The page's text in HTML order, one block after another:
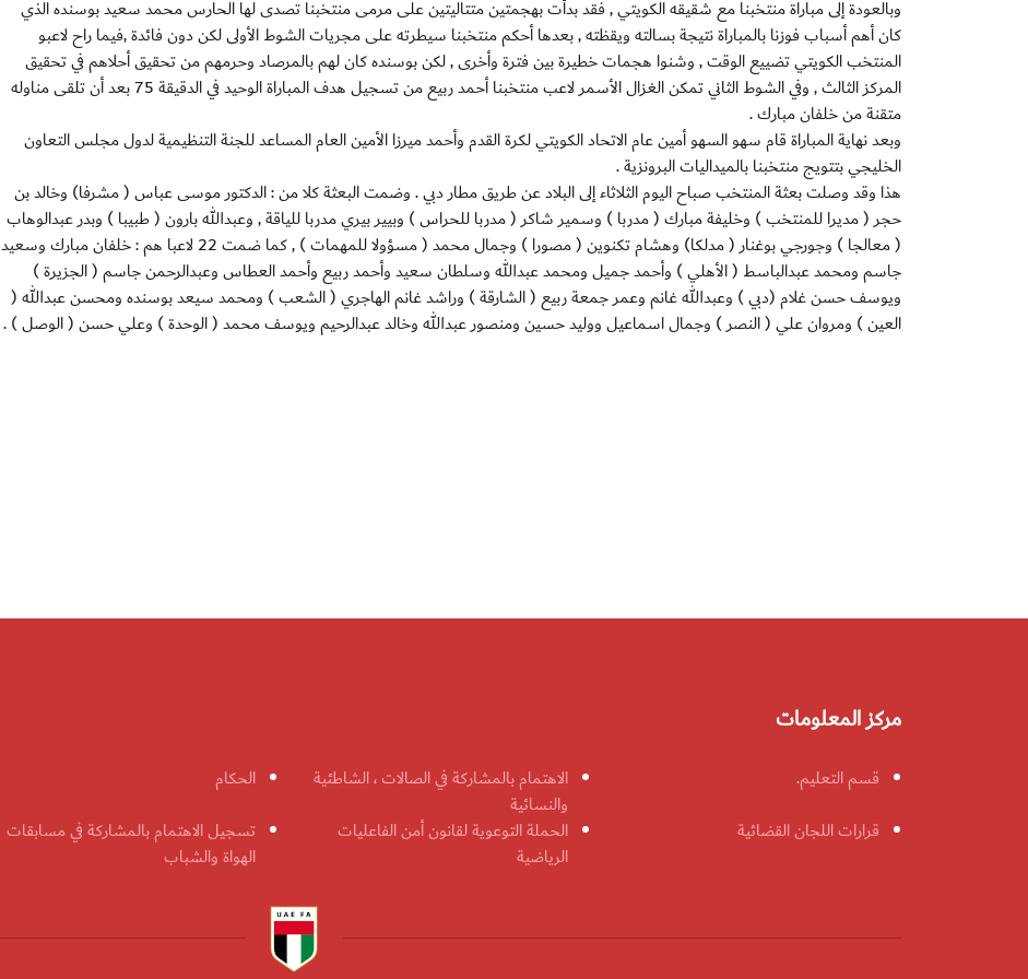
وبالعودة إلى مباراة منتخبنا مع شقيقه الكويتي , فقد بدأت بهجمتين متتاليتين على مرمى منتخبنا تصدى لها الحارس محمد سعيد بوسنده الذي
كان أهم أسباب فوزنا بالمباراة نتيجة بسالته ويقظته , بعدها أحكم منتخبنا سيطرته على مجريات الشوط الأولى لكن دون فائدة ,فيما راح لاعبو
المنتخب الكويتي تضييع الوقت , وشنوا هجمات خطيرة بين فترة وأخرى , لكن بوسنده كان لهم بالمرصاد وحرمهم من تحقيق أحلاهم في تحقيق
المركز الثالث , وفي الشوط الثاني تمكن الغزال الأسمر لاعب منتخبنا أحمد ربيع من تسجيل هدف المباراة الوحيد في الدقيقة 75 بعد أن تلقى مناوله
متقنة من خلفان مبارك .
وبعد نهاية المباراة قام سهو السهو أمين عام الاتحاد الكويتي لكرة القدم وأحمد ميرزا الأمين العام المساعد للجنة التنظيمية لدول مجلس التعاون
الخليجي بتتويج منتخبنا بالميداليات البرونزية .
هذا وقد وصلت بعثة المنتخب صباح اليوم الثلاثاء إلى البلاد عن طريق مطار دبي . وضمت البعثة كلا من : الدكتور موسى عباس ( مشرفا) وخالد بن
حجر ( مديرا للمنتخب ) وخليفة مبارك ( مدربا ) وسمير شاكر ( مدربا للحراس ) وبيير بيري مدربا للياقة , وعبدالله بارون ( طبيبا ) وبدر عبدالوهاب
( معالجا ) وجورجي بوغنار ( مدلكا) وهشام تكنوين ( مصورا ) وجمال محمد ( مسؤولا للمهمات ) , كما ضمت 22 لاعبا هم : خلفان مبارك وسعيد
جاسم ومحمد عبدالباسط ( الأهلي ) وأحمد جميل ومحمد عبدالله وسلطان سعيد وأحمد ربيع وأحمد العطاس وعبدالرحمن جاسم ( الجزيرة )
ويوسف حسن غلام (دبي ) وعبدالله غانم وعمر جمعة ربيع ( الشارقة ) وراشد غانم الهاجري ( الشعب ) ومحمد سيعد بوسنده ومحسن عبدالله (
العين ) ومروان علي ( النصر ) وجمال اسماعيل ووليد حسين ومنصور عبدالله وخالد عبدالرحيم ويوسف محمد ( الوحدة ) وعلي حسن ( الوصل ) .
مركز المعلومات
قسم التعليم.
الاهتمام بالمشاركة في الصالات ، الشاطئية
والنسائية
الحكام
قرارات اللجان القضائية
الحملة التوعوية لقانون أمن الفاعليات
الرياضية
تسجيل الاهتمام بالمشاركة في مسابقات
الهواة والشباب